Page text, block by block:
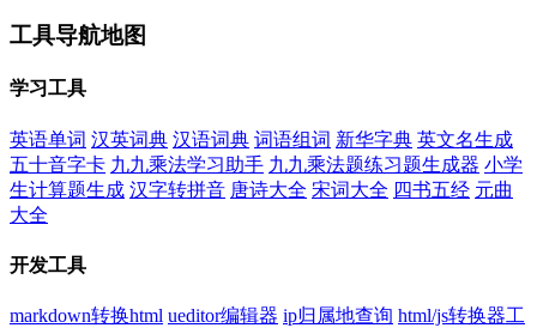
工具导航地图
学习工具
英语单词 汉英词典 汉语词典 词语组词 新华字典 英文名生成
五十音字卡 九九乘法学习助手 九九乘法题练习题生成器 小学
生计算题生成 汉字转拼音 唐诗大全 宋词大全 四书五经 元曲
大全
开发工具
markdown转换html ueditor编辑器 ip归属地查询 html/js转换器工